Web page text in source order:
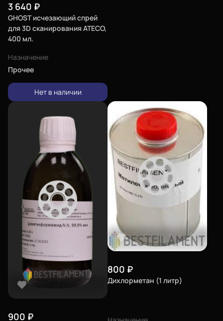
3 640 ₽
GHOST исчезающий спрей
для 3D сканирования ATECO,
400 мл.
Назначение
Прочее
Нет в наличии
900 ₽
800 ₽
Дихлорметан (1 литр)